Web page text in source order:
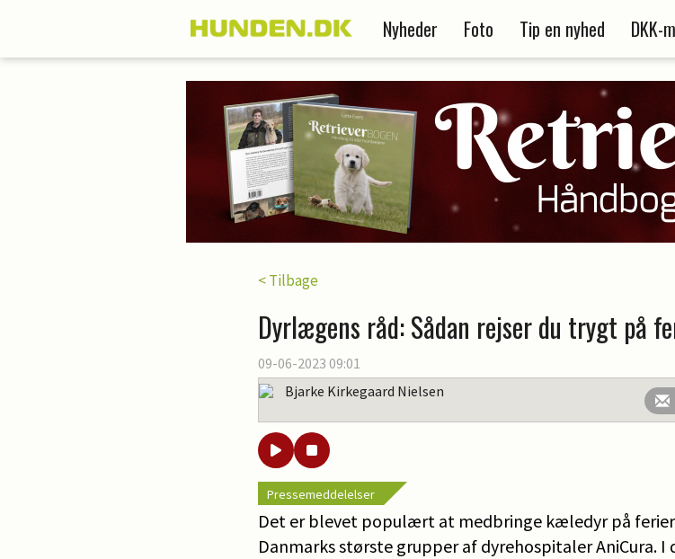
Nyheder Foto Tip en nyhed DKK-
< Tilbage
Dyrlægens råd: Sådan rejser du trygt på
09-06-2023 09:01
Bjarke Kirkegaard Nielsen
Pressemeddelelser
Det er blevet populært at medbringe kæledyr på
Danmarks største grupper af dyrehospitaler AniCura.